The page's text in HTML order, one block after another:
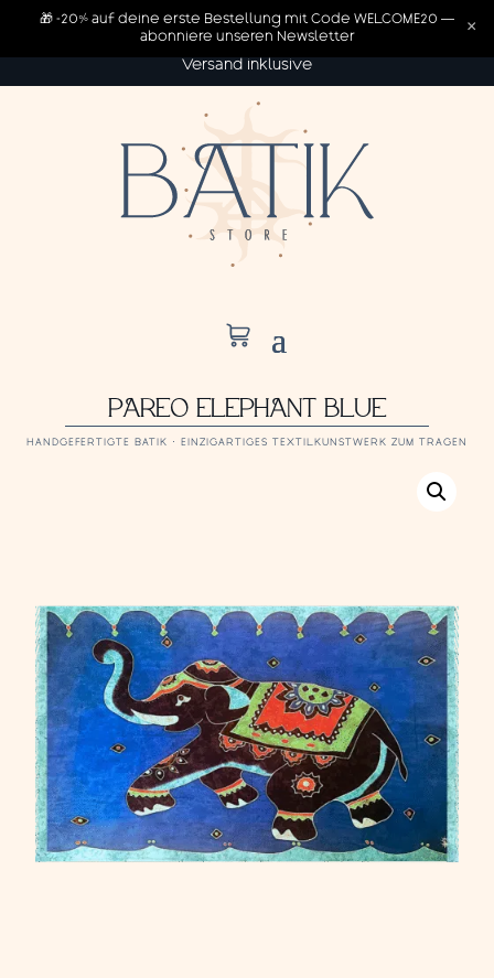
Versand inklusive
PAREO ELEPHANT BLUE
HANDGEFERTIGTE BATIK · EINZIGARTIGES TEXTILKUNSTWERK ZUM TRAGEN
🎁 -20% auf deine erste Bestellung mit Code WELCOME20 —
abonniere unseren Newsletter
×